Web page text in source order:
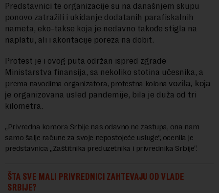
Predstavnici te organizacije su na današnjem skupu
ponovo zatražili i ukidanje dodatanih parafiskalnih
nameta, eko-takse koja je nedavno takođe stigla na
naplatu, ali i akontacije poreza na dobit.
Protest je i ovog puta održan ispred zgrade
Ministarstva finansija, sa nekoliko stotina učesnika, a
prema navodima organizatora, protestna kolonavozila, koja
je organizovana usled pandemije, bila je duža od tri
kilometra.
„Privredna komora Srbije nas odavno ne zastupa, ona nam
samo šalje račune za svoje nepostojeće usluge“, ocenila je
predstavnica „Zaštitnika preduzetnika i privrednika Srbije“.
ŠTA SVE MALI PRIVREDNICI ZAHTEVAJU OD VLADE
SRBIJE?